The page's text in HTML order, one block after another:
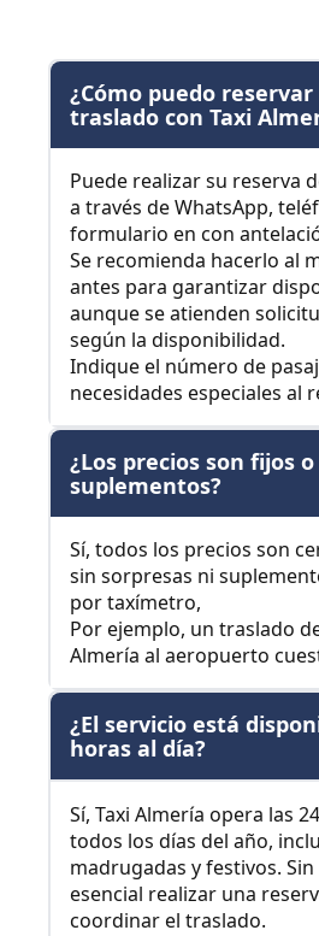
¿Cómo puedo reservar
traslado con Taxi
Puede realizar su reserva
a través de WhatsApp,
formulario en con
Se recomienda hacerlo al
antes para garantizar
aunque se atienden
según la disponibilidad.
Indique el número de
necesidades especiales al
¿Los precios son fijos
suplementos?
Sí, todos los precios son
sin sorpresas ni
por taxímetro,
Por ejemplo, un traslado
Almería al aeropuerto
¿El servicio está
horas al día?
Sí, Taxi Almería opera las
todos los días del año,
madrugadas y festivos.
esencial realizar una
coordinar el traslado.